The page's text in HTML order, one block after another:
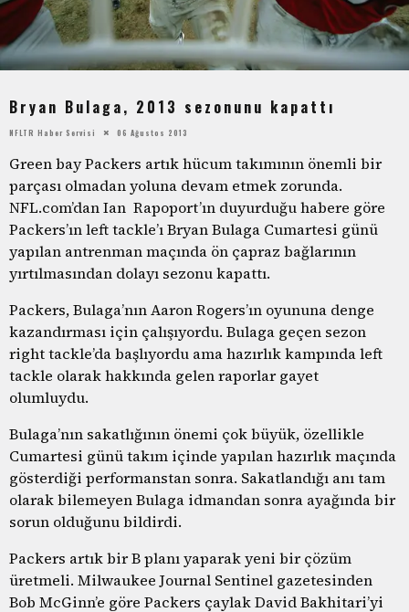
Bryan Bulaga, 2013 sezonunu kapattı
NFLTR Haber Servisi 06 Ağustos 2013
Green bay Packers artık hücum takımının önemli bir
parçası olmadan yoluna devam etmek zorunda.
NFL.com’dan Ian Rapoport’ın duyurduğu habere göre
Packers’ın left tackle’ı Bryan Bulaga Cumartesi günü
yapılan antrenman maçında ön çapraz bağlarının
yırtılmasından dolayı sezonu kapattı.
Packers, Bulaga’nın Aaron Rogers’ın oyununa denge
kazandırması için çalışıyordu. Bulaga geçen sezon
right tackle’da başlıyordu ama hazırlık kampında left
tackle olarak hakkında gelen raporlar gayet
olumluydu.
Bulaga’nın sakatlığının önemi çok büyük, özellikle
Cumartesi günü takım içinde yapılan hazırlık maçında
gösterdiği performanstan sonra. Sakatlandığı anı tam
olarak bilemeyen Bulaga idmandan sonra ayağında bir
sorun olduğunu bildirdi.
Packers artık bir B planı yaparak yeni bir çözüm
üretmeli. Milwaukee Journal Sentinel gazetesinden
Bob McGinn’e göre Packers çaylak David Bakhitari’yi